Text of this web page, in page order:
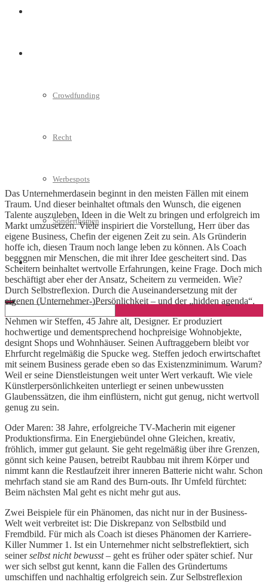
Crowdfunding
Recht
Werbespots
Sonderthemen
Geschäftskonto eröffnen
Das Unternehmerdasein beginnt in den meisten Fällen mit einem
Traum. Und dieser beinhaltet oftmals den Wunsch, die eigenen
Talente auszuleben, Ideen in die Welt zu bringen und erfolgreich im
Markt umzusetzen. Viele inspiriert die Vorstellung, Herr über das
eigene Business, Chefin der eigenen Zeit zu sein. Als Gründerin
hoffe ich, diesen Traum noch lange leben zu können. Als Coach
begegnen mir Menschen, die mit ihrer Idee gescheitert sind. Das
Scheitern beinhaltet wertvolle Erfahrungen, keine Frage. Doch mich
beschäftigt aber eher der Ansatz, Scheitern zu vermeiden. Wie?
Durch Selbstreflexion. Durch die Auseinandersetzung mit der
eigenen (Unternehmer-)Persönlichkeit – und der „hidden agenda“.
Nehmen wir Steffen, 45 Jahre alt, Designer. Er produziert
hochwertige und dementsprechend hochpreisige Wohnobjekte,
designt Shops und Wohnhäuser. Seinen Auftraggebern bleibt vor
Ehrfurcht regelmäßig die Spucke weg. Steffen jedoch erwirtschaftet
mit seinem Business gerade eben so das Existenzminimum. Warum?
Weil er seine Dienstleistungen weit unter Wert verkauft. Wie viele
Künstlerpersönlichkeiten unterliegt er seinen unbewussten
Glaubenssätzen, die ihm einflüstern, nicht gut genug, nicht wertvoll
genug zu sein.
Oder Maren: 38 Jahre, erfolgreiche TV-Macherin mit eigener
Produktionsfirma. Ein Energiebündel ohne Gleichen, kreativ,
fröhlich, immer gut gelaunt. Sie geht regelmäßig über ihre Grenzen,
gönnt sich keine Pausen, betreibt Raubbau mit ihrem Körper und
nimmt kann die Restlaufzeit ihrer inneren Batterie nicht wahr. Schon
mehrfach stand sie am Rand des Burn-outs. Ihr Umfeld fürchtet:
Beim nächsten Mal geht es nicht mehr gut aus.
Zwei Beispiele für ein Phänomen, das nicht nur in der Business-
Welt weit verbreitet ist: Die Diskrepanz von Selbstbild und
Fremdbild. Für mich als Coach ist dieses Phänomen der Karriere-
Killer Nummer 1. Ist ein Unternehmer nicht selbstreflektiert, sich
seinerselbst nicht bewusst– geht es früher oder später schief. Nur
wer sich selbst gut kennt, kann die Fallen des Gründertums
umschiffen und nachhaltig erfolgreich sein. Zur Selbstreflexion